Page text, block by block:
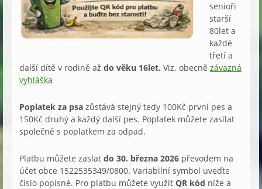
senioři
starší
80let a
každé
třetí a
další dítě v rodině až do věku 16let. Viz. obecně závazná
vyhláška
Poplatek za psa zůstává stejný tedy 100Kč první pes a
150Kč druhý a každý další pes. Poplatek můžete zasílat
společně s poplatkem za odpad.
Platbu můžete zaslat do 30. března 2026 převodem na
účet obce 1522535349/0800. Variabilní symbol uveďte
číslo popisné. Pro platbu můžete využít QR kód níže a